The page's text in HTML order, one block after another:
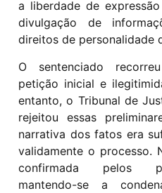
a liberdade de
divulgação de
direitos de personalidade
O sentenciado
petição inicial e
entanto, o Tribunal de
rejeitou essas
narrativa dos fatos era
validamente o processo.
confirmada pelos
mantendo-se a